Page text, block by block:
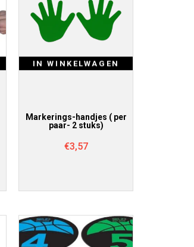
IN WINKELWAGEN
Markerings-handjes ( per
paar- 2 stuks)
€3,57